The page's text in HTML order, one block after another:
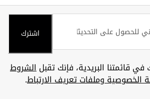
اشترك
قائمتنا البريدية، فإنك تقبلالشروط
الخصوصية وملفات تعريف الارتباط.